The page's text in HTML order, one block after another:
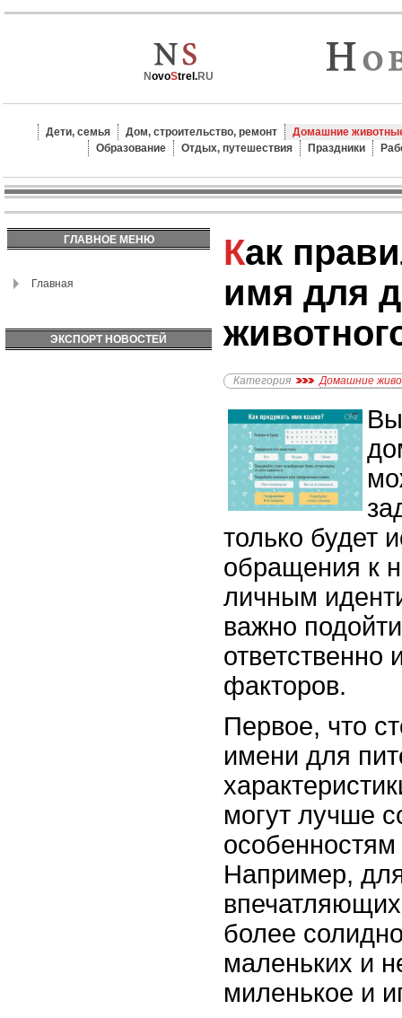
NovoStrel.RU
Дети, семья Дом, строительство, ремонт
Домашние
Образование
Отдых, путешествия Праздники
ГЛАВНОЕ МЕНЮ
Главная
ЭКСПОРТ НОВОСТЕЙ
Как правильно выбрать
имя для
Категория Домашние
только будет
обращения к
личным
важно
ответственно
факторов.
Первое, что
имени для
могут лучше
Например,
более
маленьких и
миленькое и